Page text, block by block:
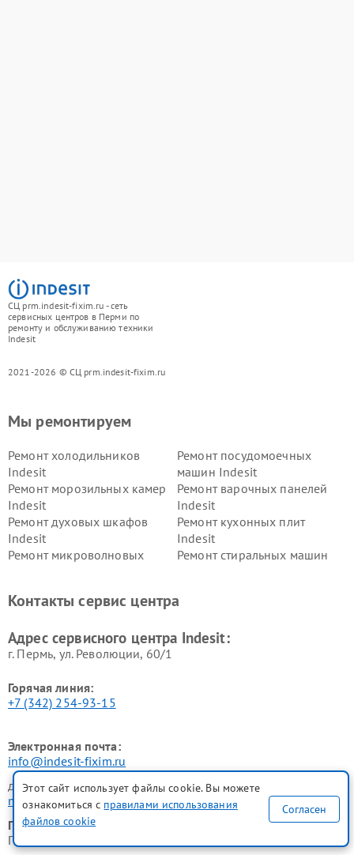
СЦ prm.indesit-fixim.ru - сеть
сервисных центров в Перми по
ремонту и обслуживанию техники
Indesit
2021-2026 © СЦ prm.indesit-fixim.ru
Мы ремонтируем
Ремонт холодильников
Indesit
Ремонт посудомоечных
машин Indesit
Ремонт морозильных камер
Indesit
Ремонт варочных панелей
Indesit
Ремонт духовых шкафов
Indesit
Ремонт кухонных плит
Indesit
Ремонт микроволновых
Ремонт стиральных машин
Indesit
Indesit
Контакты сервис центра
Адрес сервисного центра Indesit:
г. Пермь, ул. ​Революции, 60/1
Горячая линия:
+7 (342) 254-93-15
Электронная почта:
info@indesit-fixim.ru
для юридических лиц
manager@fix-indesit.ru
График работы:
ПН-ВСК с 9:00 до 21:00 без перерывов и выходных
Этот сайт использует файлы cookie. Вы можете
ознакомиться с правилами использования
файлов cookie
Согласен